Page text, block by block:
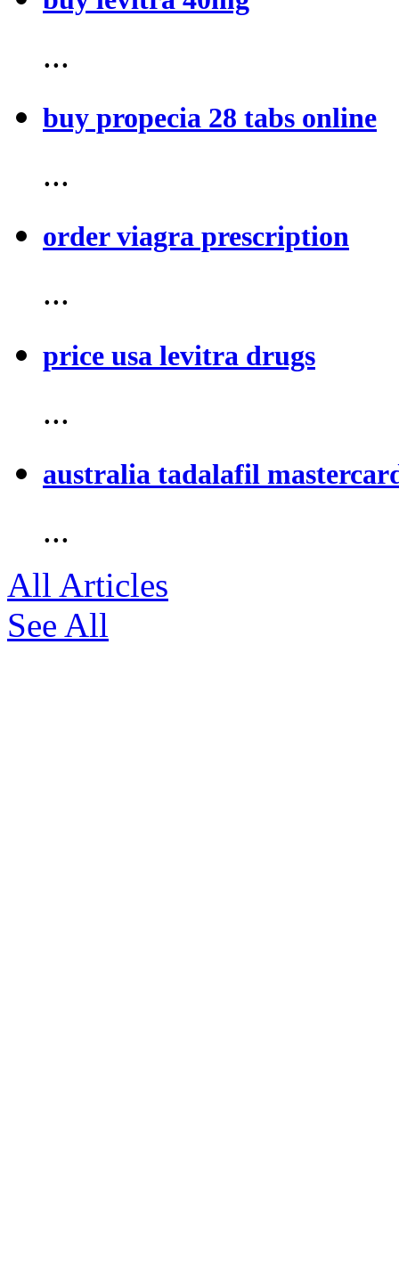
...
buy propecia 28 tabs online
...
order viagra prescription
...
price usa levitra drugs
...
australia tadalafil
...
All Articles
See All